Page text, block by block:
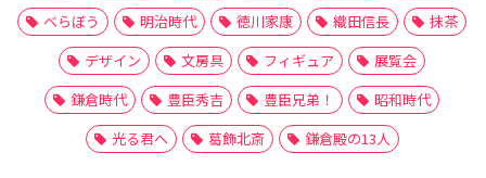
べらぼう
明治時代 徳川家康 織田信長
抹茶
デザイン
文房具 フィギュア
展覧会
鎌倉時代
豊臣秀吉 豊臣兄弟！
昭和時代
光る君へ
葛飾北斎 鎌倉殿の13人